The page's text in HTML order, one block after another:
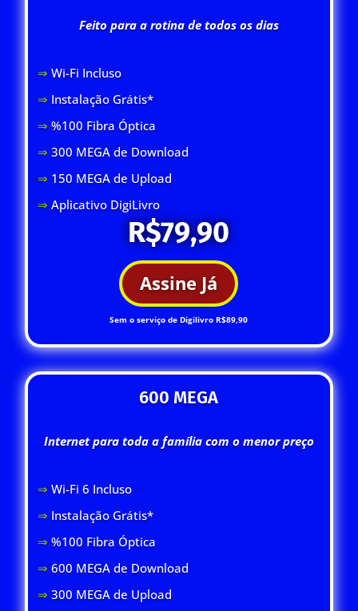
Feito para a rotina de todos os dias
⇒ Wi-Fi Incluso
⇒ Instalação Grátis*
⇒ %100 Fibra Óptica
⇒ 300 MEGA de Download
⇒ 150 MEGA de Upload
⇒Aplicativo DigiLivro
R$79,90
Assine Já
Sem o serviço de Digilivro R$89,90
600 MEGA
Internet para toda a família com o menor preço
⇒ Wi-Fi 6 Incluso
⇒ Instalação Grátis*
⇒ %100 Fibra Óptica
⇒ 600 MEGA de Download
⇒300 MEGA de Upload